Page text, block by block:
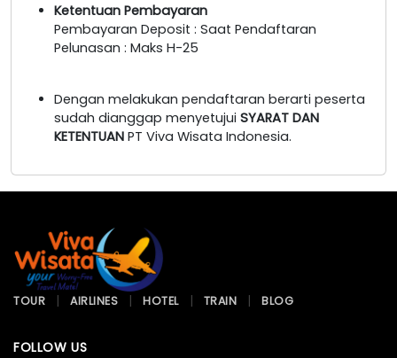
Ketentuan Pembayaran
Pembayaran Deposit : Saat Pendaftaran
Pelunasan : Maks H-25
Dengan melakukan pendaftaran berarti peserta
sudah dianggap menyetujui SYARAT DAN
KETENTUAN PT Viva Wisata Indonesia.
TOUR AIRLINES HOTEL TRAIN BLOG
FOLLOW US